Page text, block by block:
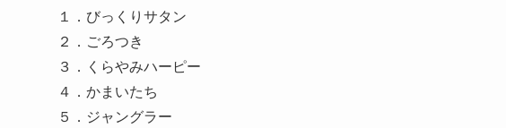
１．びっくりサタン
２．ごろつき
３．くらやみハーピー
４．かまいたち
５．ジャングラー